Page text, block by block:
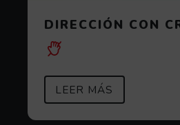
DIRECCIÓN CON
LEER MÁS